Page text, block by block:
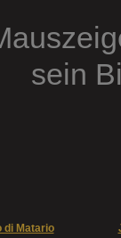
sein
di Matario